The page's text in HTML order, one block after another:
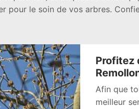
pour le soin de vos arbres.
Profitez
Afin que
meilleur